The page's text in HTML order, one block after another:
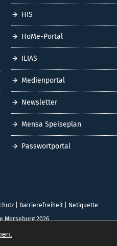
HIS
HoMe-Portal
ILIAS
Medienportal
Newsletter
Mensa Speiseplan
Passwortportal
Barrierefreiheit
Netiquette
Merseburg 2026